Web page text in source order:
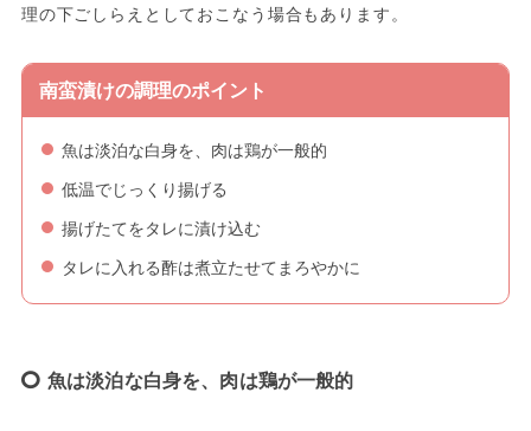
理の下ごしらえとしておこなう場合もあります。
南蛮漬けの調理のポイント
魚は淡泊な白身を、肉は鶏が一般的
低温でじっくり揚げる
揚げたてをタレに漬け込む
タレに入れる酢は煮立たせてまろやかに
魚は淡泊な白身を、肉は鶏が一般的